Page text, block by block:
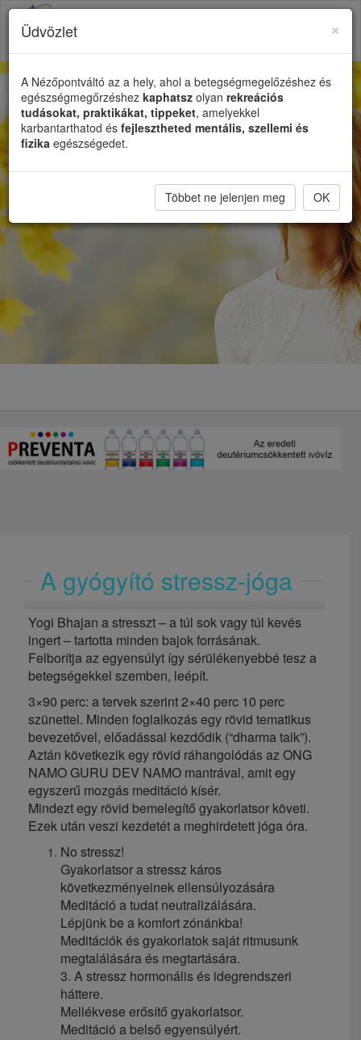
A gyógyító stressz-jóga
Yogi Bhajan a stresszt – a túl sok vagy túl kevés
ingert – tartotta minden bajok forrásának.
Felborítja az egyensúlyt így sérülékenyebbé tesz a
betegségekkel szemben, leépít.
3×90 perc: a tervek szerint 2×40 perc 10 perc
szünettel. Minden foglalkozás egy rövid tematikus
bevezetővel, előadással kezdődik (“dharma talk”).
Aztán következik egy rövid ráhangolódás az ONG
NAMO GURU DEV NAMO mantrával, amit egy
egyszerű mozgás meditáció kísér.
Mindezt egy rövid bemelegítő gyakorlatsor követi.
Ezek után veszi kezdetét a meghirdetett jóga óra.
No stressz!
Gyakorlatsor a stressz káros
következményeinek ellensúlyozására
Meditáció a tudat neutralizálására.
Lépjünk be a komfort zónánkba!
Meditációk és gyakorlatok saját ritmusunk
megtalálására és megtartására.
3. A stressz hormonális és idegrendszeri
háttere.
Mellékvese erősítő gyakorlatsor.
Meditáció a belső egyensúlyért.
×
Üdvözlet
A Nézőpontváltó az a hely, ahol a betegségmegelőzéshez és
egészségmegőrzéshez kaphatsz olyan rekreációs
tudásokat, praktikákat, tippeket, amelyekkel
karbantarthatod és fejlesztheted mentális, szellemi és
fizika egészségedet.
Többet ne jelenjen meg OK